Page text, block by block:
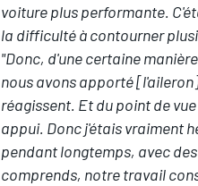
voiture plus performante.
la difficulté à contourner
"Donc, d'une certaine
nous avons apporté
réagissent. Et du point de
appui. Donc j'étais vraiment
pendant longtemps, avec
comprends, notre travail